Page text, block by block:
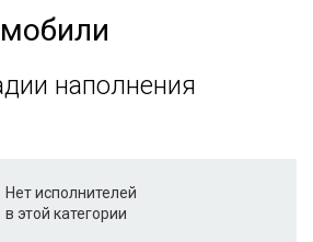
наполнения
Нет исполнителей
в этой категории